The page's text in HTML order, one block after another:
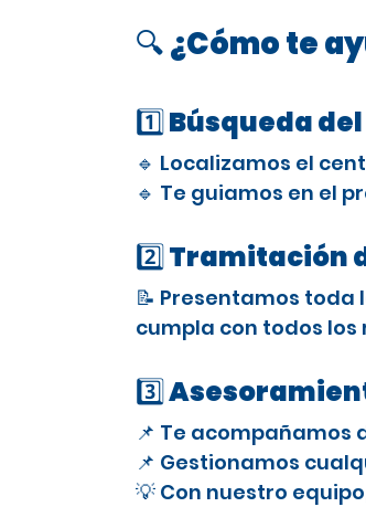
🔍 ¿Cómo te
1️⃣ Búsqueda
🔹 Localizamos el
🔹 Te guiamos en el
2️⃣ Tramitación
📝 Presentamos
cumpla con todos
3️⃣
📌 Te
📌 Gestionamos
💡 Con nuestro